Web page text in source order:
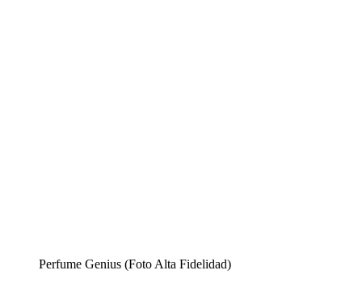
Perfume Genius (Foto Alta Fidelidad)